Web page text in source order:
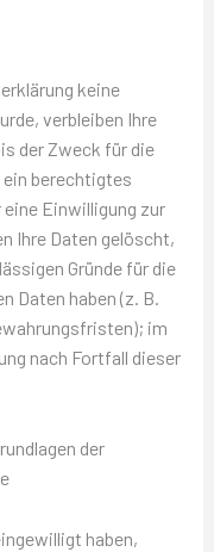
keine
verbleiben Ihre
der Zweck für die
berechtigtes
Einwilligung zur
Ihre Daten gelöscht,
Gründe für die
Daten haben (z. B.
im
nach Fortfall dieser
der
haben,